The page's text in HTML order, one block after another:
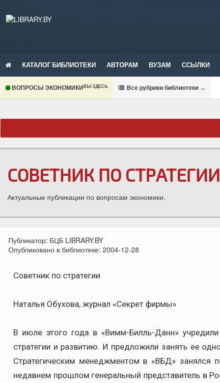
КАТАЛОГ БИБЛИОТЕКИ АВТОРАМ ВУЗАМ ССЫЛКИ
ВОПРОСЫ ЭКОНОМИКИВЫ ЗДЕСЬ Все рубрики библиотеки →
СОВЕТНИК ПО СТРАТЕГИИ
Актуальные публикации по вопросам экономики.
Публикатор: БЦБ LIBRARY.BY
Опубликовано в библиотеке: 2004-12-28
Советник по стратегии
Наталья Обухова, журнал «Секрет фирмы»
В июле этого года в «Вимм-Билль-Данн»
стратегии и развитию. И предложили занять ее
Стратегическим менеджментом в «ВБД» занялся
недавнем прошлом генеральный представитель в